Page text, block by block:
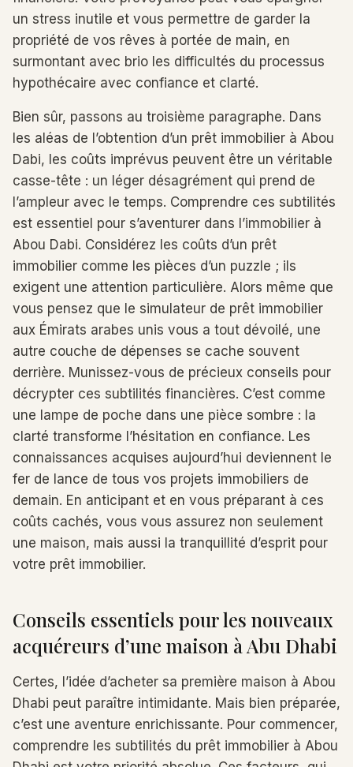
un stress inutile et vous permettre de garder la
propriété de vos rêves à portée de main, en
surmontant avec brio les difficultés du processus
hypothécaire avec confiance et clarté.
Bien sûr, passons au troisième paragraphe. Dans
les aléas de l’obtention d’un prêt immobilier à Abou
Dabi, les coûts imprévus peuvent être un véritable
casse-tête : un léger désagrément qui prend de
l’ampleur avec le temps. Comprendre ces subtilités
est essentiel pour s’aventurer dans l’immobilier à
Abou Dabi. Considérez les coûts d’un prêt
immobilier comme les pièces d’un puzzle ; ils
exigent une attention particulière. Alors même que
vous pensez que le simulateur de prêt immobilier
aux Émirats arabes unis vous a tout dévoilé, une
autre couche de dépenses se cache souvent
derrière. Munissez-vous de précieux conseils pour
décrypter ces subtilités financières. C’est comme
une lampe de poche dans une pièce sombre : la
clarté transforme l’hésitation en confiance. Les
connaissances acquises aujourd’hui deviennent le
fer de lance de tous vos projets immobiliers de
demain. En anticipant et en vous préparant à ces
coûts cachés, vous vous assurez non seulement
une maison, mais aussi la tranquillité d’esprit pour
votre prêt immobilier.
Conseils essentiels pour les nouveaux
acquéreurs d’une maison à Abu Dhabi
Certes, l’idée d’acheter sa première maison à Abou
Dhabi peut paraître intimidante. Mais bien préparée,
c’est une aventure enrichissante. Pour commencer,
comprendre les subtilités du prêt immobilier à Abou